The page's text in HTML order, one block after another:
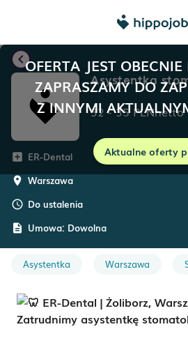
OFERTA JEST
ZAPRASZAMY DO
Z INNYMI
Aktualne oferty
chevron_left
Asystentka
32-35PLNnetto
add_box ER-Dental
room Warszawa
schedule Do ustalenia
description Umowa: Dowolna
Asystentka Warszawa
ER-Dental | Żoliborz,
Zatrudnimy asystentkę